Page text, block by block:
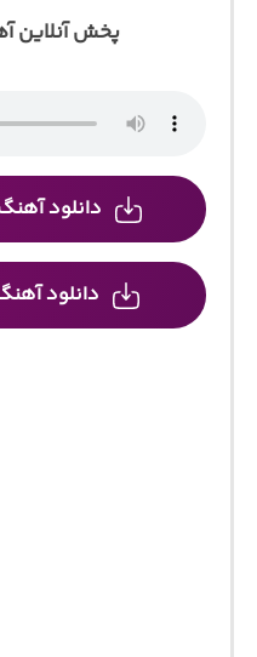
پخش آنلاین
دانلود آهنگ
دانلود آهنگ